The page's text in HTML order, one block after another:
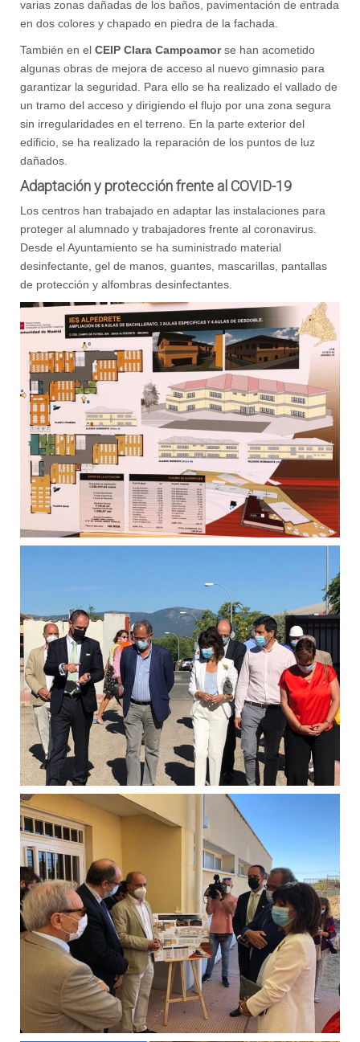
varias zonas dañadas de los baños, pavimentación de entrada
en dos colores y chapado en piedra de la fachada.
También en el CEIP Clara Campoamorse han acometido
algunas obras de mejora de acceso al nuevo gimnasio para
garantizar la seguridad. Para ello se ha realizado el vallado de
un tramo del acceso y dirigiendo el flujo por una zona segura
sin irregularidades en el terreno. En la parte exterior del
edificio, se ha realizado la reparación de los puntos de luz
dañados.
Adaptación y protección frente al COVID-19
Los centros han trabajado en adaptar las instalaciones para
proteger al alumnado y trabajadores frente al coronavirus.
Desde el Ayuntamiento se ha suministrado material
desinfectante, gel de manos, guantes, mascarillas, pantallas
de protección y alfombras desinfectantes.